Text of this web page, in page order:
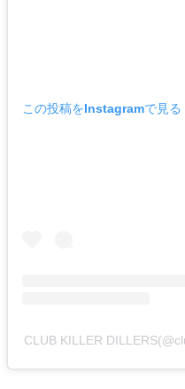
この投稿をInstagramで見る
CLUB KILLER